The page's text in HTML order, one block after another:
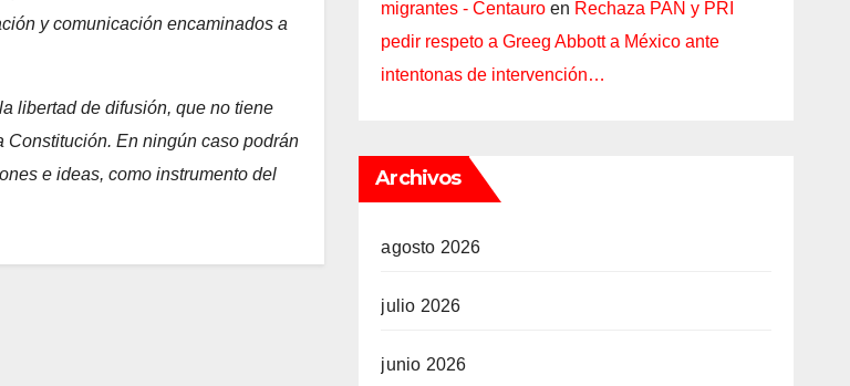
y comunicación encaminados a
libertad de difusión, que no tiene
Constitución. En ningún caso podrán
e ideas, como instrumento del
migrantes - Centauro en Rechaza PAN y PRI
pedir respeto a Greeg Abbott a México ante
intentonas de intervención…
Archivos
agosto 2026
julio 2026
junio 2026